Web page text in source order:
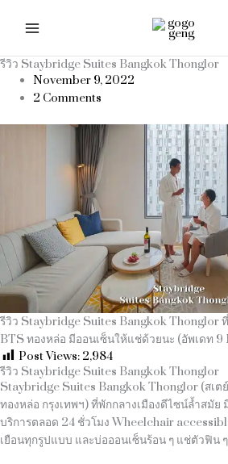
รีวิว Staybridge Suites Bangkok Thonglor
November 9, 2022
2 Comments
รีวิว Staybridge Suites Bangkok Thonglor
BTS ทองหล่อ มีออนเซ็นให้แช่ด้วยนะ (อัพเดท
Post Views: 2,984
รีวิว Staybridge Suites Bangkok Thonglor
Staybridge Suites Bangkok Thonglor (สเต
ทองหล่อ กรุงเทพฯ) ที่พักกลางเมืองดีไซน์ล้ำสมัย
บริการตลอด 24 ชั่วโมง Wheelchair
เยือนทุกรูปแบบ และบ่อออนเซ็นร้อน ๆ แช่ตัวฟิน ๆ